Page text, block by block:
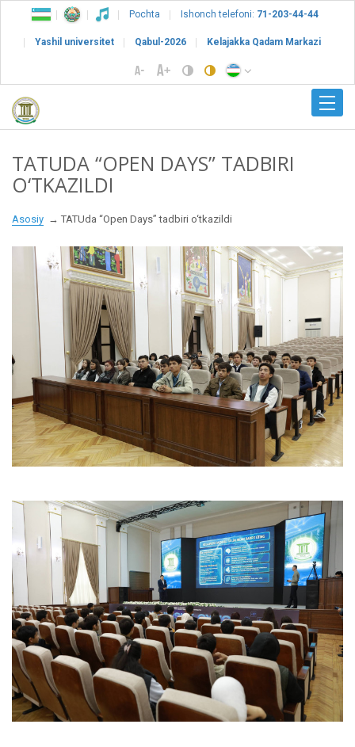
Pochta Ishonch telefoni: 71-203-44-44
Yashil universitet Qabul-2026 Kelajakka Qadam Markazi
TATUDA “OPEN DAYS” TADBIRI
O‘TKAZILDI
Asosiy TATUda “Open Days” tadbiri o‘tkazildi